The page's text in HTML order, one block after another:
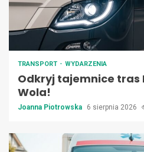
TRANSPORT WYDARZENIA
Odkryj tajemnice tras
Wola!
Joanna Piotrowska 6 sierpnia 2026